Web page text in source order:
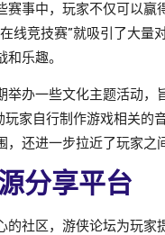
赛事中，玩家不仅可以
线竞技赛”就吸引了大
乐趣。
举办一些文化主题活动
玩家自行制作游戏相关
还进一步拉近了玩家之
分享平台
的社区，游侠论坛为玩